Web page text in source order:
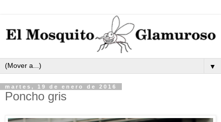
▼
martes, 19 de enero de 2016
Poncho gris